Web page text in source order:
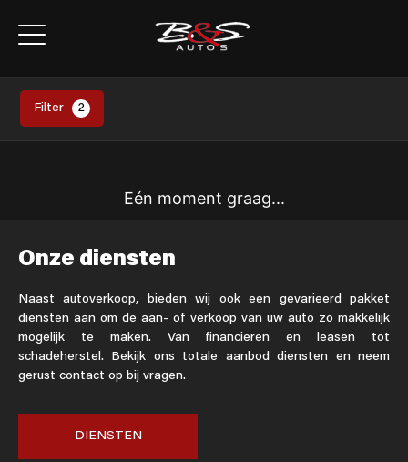
Filter 2
Eén moment graag...
Onze diensten
Naast autoverkoop, bieden wij ook een gevarieerd pakket
diensten aan om de aan- of verkoop van uw auto zo makkelijk
mogelijk te maken. Van financieren en leasen tot
schadeherstel. Bekijk ons totale aanbod diensten en neem
gerust contact op bij vragen.
DIENSTEN